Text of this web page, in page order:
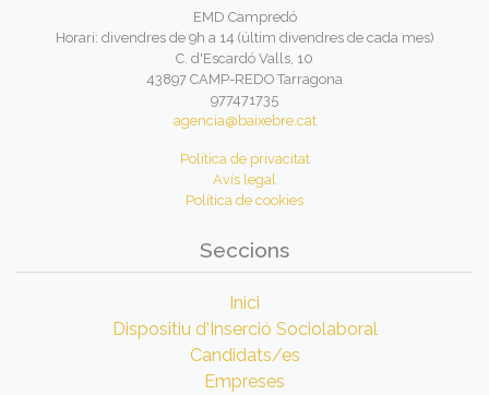
EMD Campredó
Horari: divendres de 9h a 14 (últim divendres de cada mes)
C. d'Escardó Valls, 10
43897 CAMP-REDO Tarragona
977471735
agencia@baixebre.cat
Política de privacitat
Avís legal
Política de cookies
Seccions
Inici
Dispositiu d'Inserció Sociolaboral
Candidats/es
Empreses